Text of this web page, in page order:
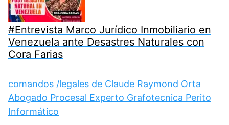
#Entrevista Marco Jurídico Inmobiliario en
Venezuela ante Desastres Naturales con
Cora Farias
comandos /legales de Claude Raymond Orta
Abogado Procesal Experto Grafotecnica Perito
Informático